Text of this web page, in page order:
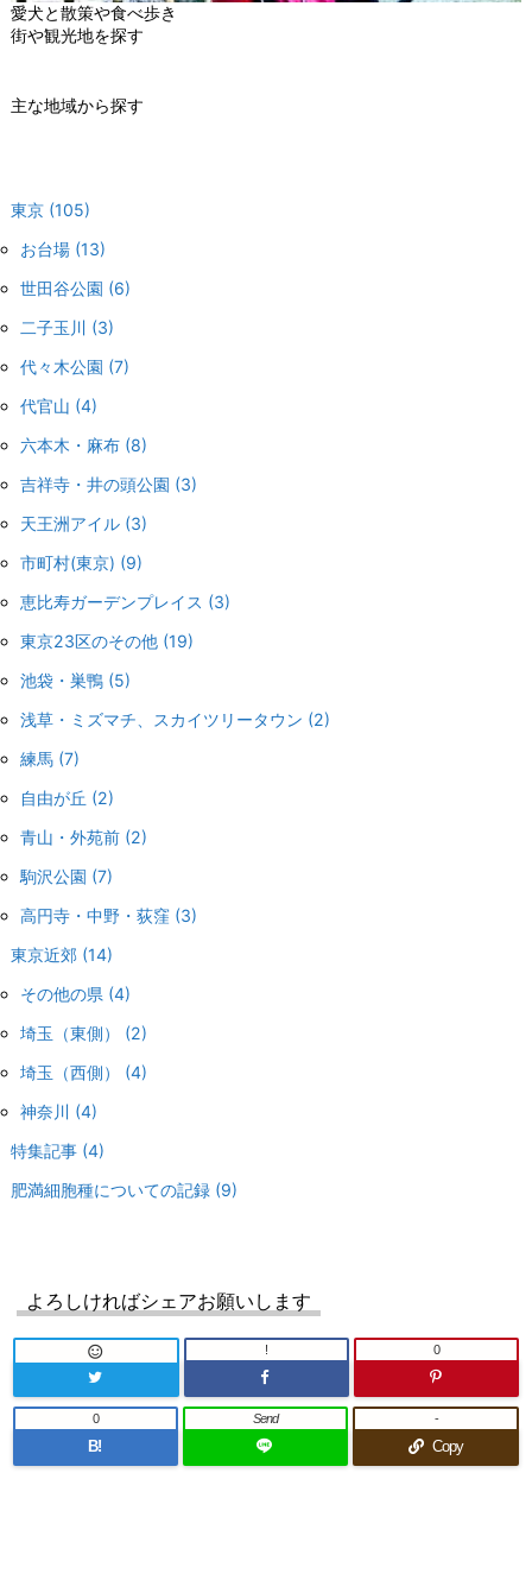
愛犬と散策や食べ歩き
街や観光地を探す
主な地域から探す
東京 (105)
お台場 (13)
世田谷公園 (6)
二子玉川 (3)
代々木公園 (7)
代官山 (4)
六本木・麻布 (8)
吉祥寺・井の頭公園 (3)
天王洲アイル (3)
市町村(東京) (9)
恵比寿ガーデンプレイス (3)
東京23区のその他 (19)
池袋・巣鴨 (5)
浅草・ミズマチ、スカイツリータウン (2)
練馬 (7)
自由が丘 (2)
青山・外苑前 (2)
駒沢公園 (7)
高円寺・中野・荻窪 (3)
東京近郊 (14)
その他の県 (4)
埼玉（東側） (2)
埼玉（西側） (4)
神奈川 (4)
特集記事 (4)
肥満細胞種についての記録 (9)
よろしければシェアお願いします
 ! 0
B!
0 Send
Copy
-